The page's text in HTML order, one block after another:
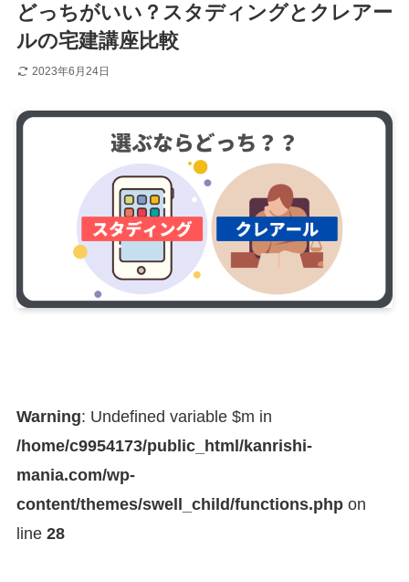
どっちがいい？スタディングとクレアー
ルの宅建講座比較
2023年6月24日
Warning: Undefined variable $m in
/home/c9954173/public_html/kanrishi-
mania.com/wp-
content/themes/swell_child/functions.phpon
line 28